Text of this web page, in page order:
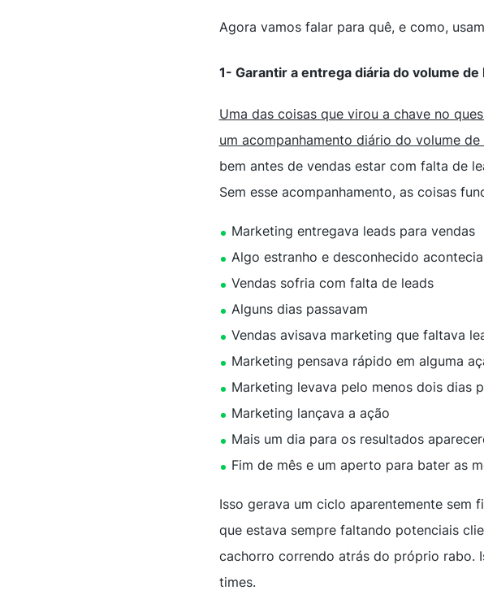
Agora vamos falar para quê, e como,
1- Garantir a entrega diária do volume de
Uma das coisas que virou a chave no
um acompanhamento diário do volume de
bem antes de vendas estar com falta de
Sem esse acompanhamento, as coisas
Marketing entregava leads para vendas
Algo estranho e desconhecido acontecia
Vendas sofria com falta de leads
Alguns dias passavam
Vendas avisava marketing que faltava
Marketing pensava rápido em alguma
Marketing levava pelo menos dois dias
Marketing lançava a ação
Mais um dia para os resultados
Fim de mês e um aperto para bater as
Isso gerava um ciclo aparentemente sem
que estava sempre faltando potenciais
cachorro correndo atrás do próprio rabo.
times.